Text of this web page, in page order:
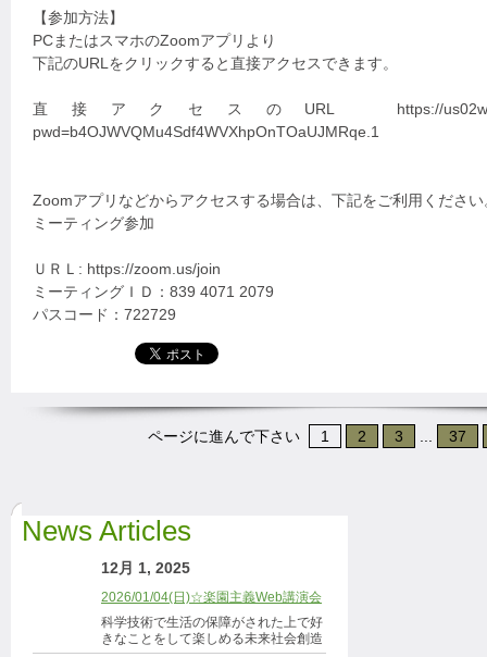
【参加方法】
PCまたはスマホのZoomアプリより
下記のURLをクリックすると直接アクセスできます。
直接アクセスのURL https://
pwd=b4OJWVQMu4Sdf4WVXhpOnTOaUJMRqe.1
Zoomアプリなどからアクセスする場合は、下記をご利用ください
ミーティング参加
ＵＲＬ: https://zoom.us/join
ミーティングＩＤ：839 4071 2079
パスコード：722729
ページに進んで下さい 1 2 3 37
News Articles
12月 1, 2025
2026/01/04(日)☆楽園主義Web講演会
科学技術で生活の保障がされた上で好
きなことをして楽しめる未来社会創造